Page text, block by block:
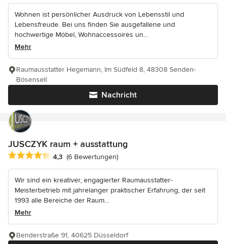
Wohnen ist persönlicher Ausdruck von Lebensstil und
Lebensfreude. Bei uns finden Sie ausgefallene und
hochwertige Möbel, Wohnaccessoires un...
Mehr
Nachricht
Raumausstatter Hegemann, Im Südfeld 8, 48308 Senden-
Bösensell
JUSCZYK raum + ausstattung
Durchschnittliche Bewertung: 4.3 von 5 Sternen
4,3 (6 Bewertungen)
Wir sind ein kreativer, engagierter Raumausstatter-
Meisterbetrieb mit jahrelanger praktischer Erfahrung, der seit
1993 alle Bereiche der Raum...
Mehr
Benderstraße 91, 40625 Düsseldorf